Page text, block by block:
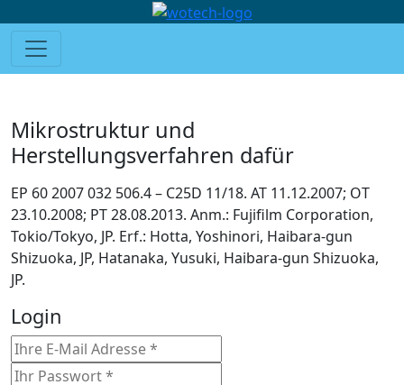
Mikrostruktur und
Herstellungsverfahren dafür
EP 60 2007 032 506.4 – C25D 11/18. AT 11.12.2007; OT
23.10.2008; PT 28.08.2013. Anm.: Fujifilm Corporation,
Tokio/Tokyo, JP. Erf.: Hotta, Yoshinori, Haibara-gun
Shizuoka, JP, Hatanaka, Yusuki, Haibara-gun Shizuoka,
JP.
Login